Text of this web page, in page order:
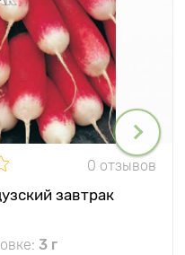
0 отзывов
завтрак
3 г